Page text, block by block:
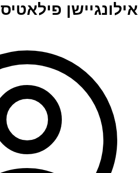
אילונגיישן פילאטיס